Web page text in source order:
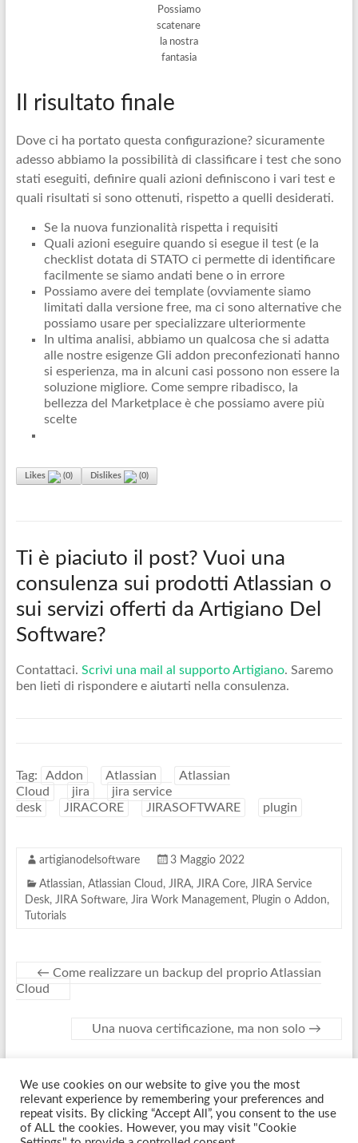
Possiamo
scatenare
la nostra
fantasia
Il risultato finale
Dove ci ha portato questa configurazione? sicuramente
adesso abbiamo la possibilità di classificare i test che sono
stati eseguiti, definire quali azioni definiscono i vari test e
quali risultati si sono ottenuti, rispetto a quelli desiderati.
Se la nuova funzionalità rispetta i requisiti
Quali azioni eseguire quando si esegue il test (e la
checklist dotata di STATO ci permette di identificare
facilmente se siamo andati bene o in errore
Possiamo avere dei template (ovviamente siamo
limitati dalla versione free, ma ci sono alternative che
possiamo usare per specializzare ulteriormente
In ultima analisi, abbiamo un qualcosa che si adatta
alle nostre esigenze Gli addon preconfezionati hanno
si esperienza, ma in alcuni casi possono non essere la
soluzione migliore. Come sempre ribadisco, la
bellezza del Marketplace è che possiamo avere più
scelte
Likes (0) Dislikes (0)
Ti è piaciuto il post? Vuoi una
consulenza sui prodotti Atlassian o
sui servizi offerti da Artigiano Del
Software?
Contattaci. Scrivi una mail al supporto Artigiano. Saremo
ben lieti di rispondere e aiutarti nella consulenza.
Tag: Addon Atlassian
Atlassian
Cloud
jira
jira service
desk
JIRACORE JIRASOFTWARE plugin
artigianodelsoftware 3 Maggio 2022
Atlassian, Atlassian Cloud , JIRA, JIRA Core, JIRA Service
Desk, JIRA Software, Jira Work Management, Plugin o Addon,
Tutorials
← Come realizzare un backup del proprio Atlassian
Cloud
Una nuova certificazione, ma non solo →
Copyright © 2026Artigiano Del Software. Tutti i diritti riservati. Tema
Spaciousdi ThemeGrill. Sviluppato da:WordPress.
We use cookies on our website to give you the most
relevant experience by remembering your preferences and
repeat visits. By clicking “Accept All”, you consent to the use
of ALL the cookies. However, you may visit "Cookie